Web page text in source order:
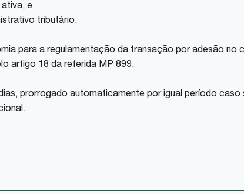
ativa, e
tributário.
para a regulamentação da transação por adesão no
artigo 18 da referida MP 899.
prorrogado automaticamente por igual período caso